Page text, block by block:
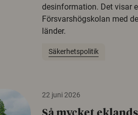
desinformation. Det visar
Försvarshögskolan med
länder.
Säkerhetspolitik
22 juni 2026